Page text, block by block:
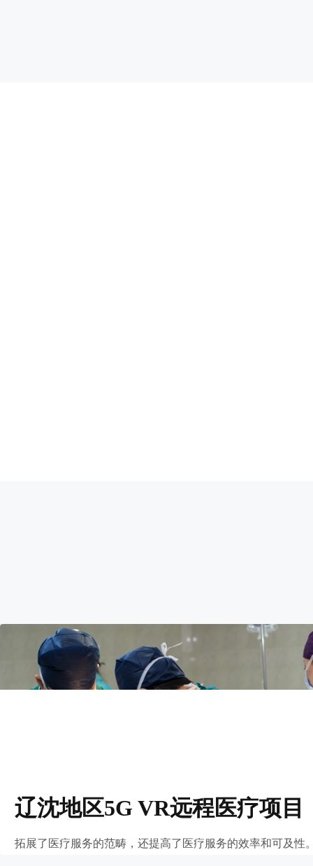
辽沈地区5G VR远程医疗项目
拓展了医疗服务的范畴，还提高了医疗服务的效率和可及性